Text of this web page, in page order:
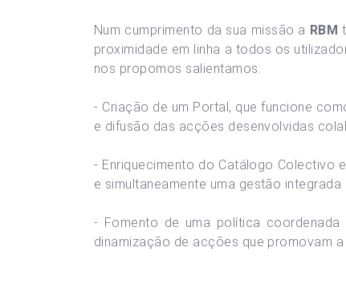
Num cumprimento da sua missão a RBM
proximidade em linha a todos os
nos propomos salientamos:
- Criação de um Portal, que funcione
e difusão das acções desenvolvidas
- Enriquecimento do Catálogo Colectivo
e simultaneamente uma gestão
- Fomento de uma política
dinamização de acções que promovam